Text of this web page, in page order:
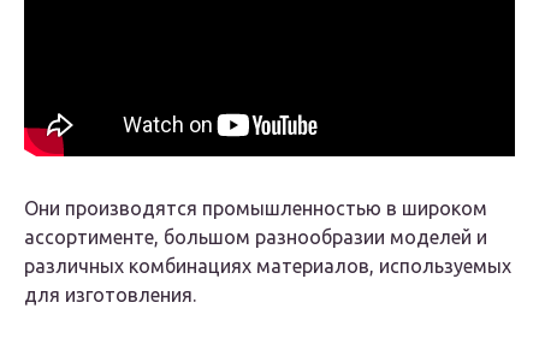
Они производятся промышленностью в широком
ассортименте, большом разнообразии моделей и
различных комбинациях материалов, используемых
для изготовления.